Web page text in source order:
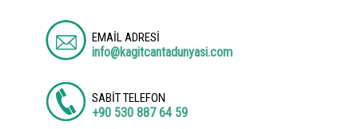
EMAİL ADRESİ
info@kagitcantadunyasi.com
SABİT TELEFON
+90 530 887 64 59